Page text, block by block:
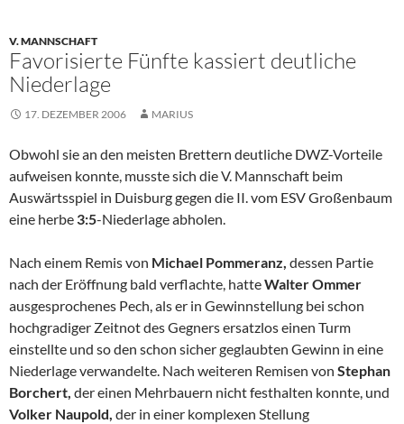
V. MANNSCHAFT
Favorisierte Fünfte kassiert deutliche
Niederlage
17. DEZEMBER 2006 MARIUS
Obwohl sie an den meisten Brettern deutliche DWZ-Vorteile
aufweisen konnte, musste sich die V. Mannschaft beim
Auswärtsspiel in Duisburg gegen die II. vom ESV Großenbaum
eine herbe 3:5-Niederlage abholen.
Nach einem Remis von Michael Pommeranz, dessen Partie
nach der Eröffnung bald verflachte, hatteWalter Ommer
ausgesprochenes Pech, als er in Gewinnstellung bei schon
hochgradiger Zeitnot des Gegners ersatzlos einen Turm
einstellte und so den schon sicher geglaubten Gewinn in eine
Niederlage verwandelte. Nach weiteren Remisen von Stephan
Borchert, der einen Mehrbauern nicht festhalten konnte, und
Volker Naupold, der in einer komplexen Stellung